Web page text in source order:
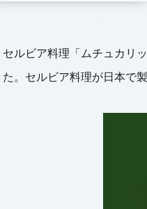
セルビア料理「ムチュカリ
た。セルビア料理が日本で